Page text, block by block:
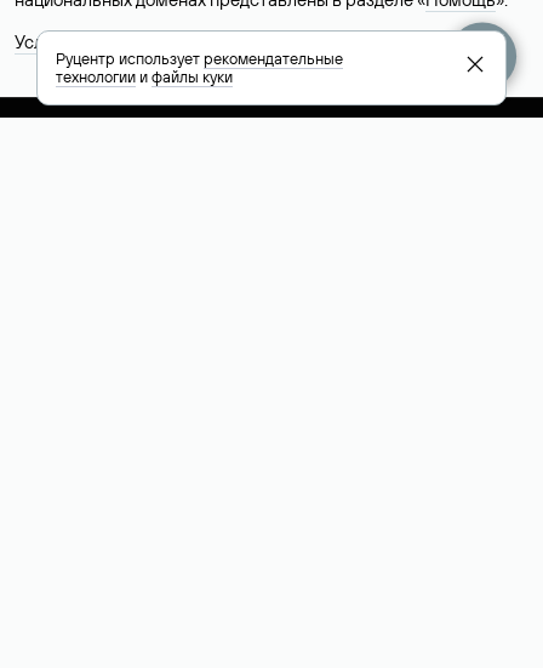
Условия использования Whois-сервиса
Руцентр используетрекомендательные
технологииифайлы куки